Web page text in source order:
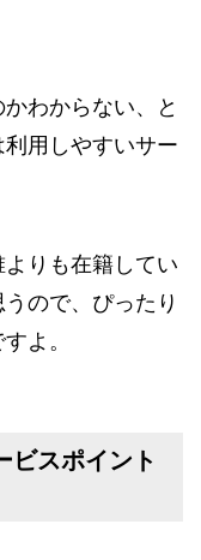
わからない、と
用しやすいサー
りも在籍してい
ので、ぴったり
よ。
スポイント